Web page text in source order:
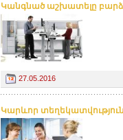
Կանգնած աշխատելը
27.05.2016
Կարևոր